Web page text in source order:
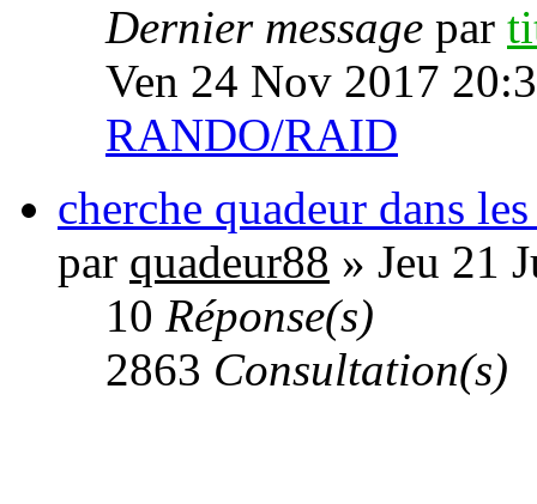
Dernier message par
Ven 24 Nov 2017
RANDO/RAID
cherche quadeur dans
par quadeur88 » Jeu 21
10 Réponse(s)
2863 Consultation(s)